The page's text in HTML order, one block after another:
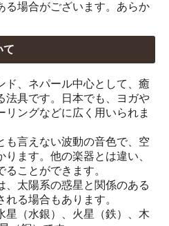
る場合がございます。あらか
て
ド、ネパール中心として、癒
法具です。日本でも、ヨガや
ングなどに広く用いられま
も言えない波動の音色で、空
ます。他の楽器とは違い、
ことができます。
、太陽系の惑星と関係のある
る場合もあります。
星（水銀）、火星（鉄）、木